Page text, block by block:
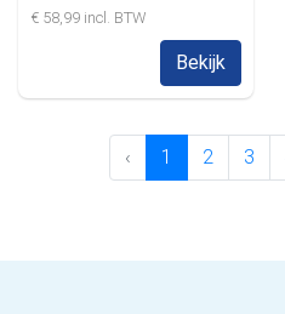
€ 58,99 incl. BTW
Bekijk
‹ 1 2 3